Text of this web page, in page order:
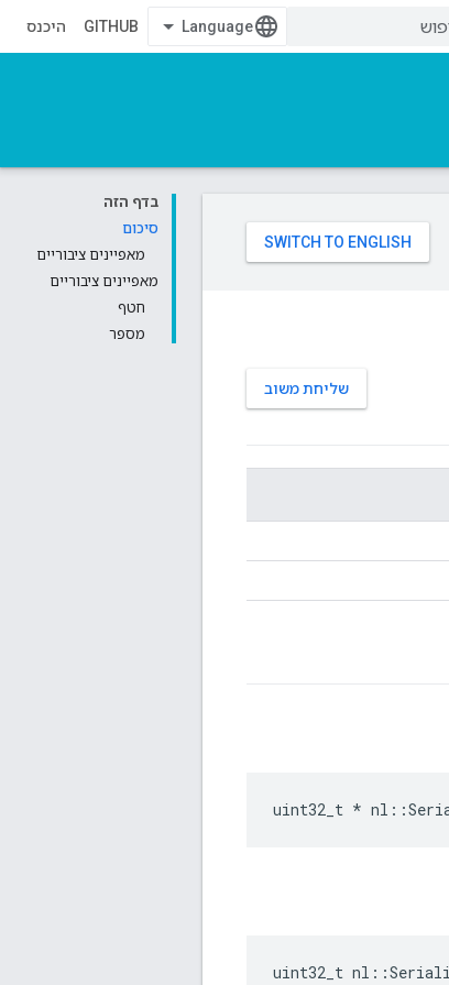
GITHUB היכנס
בדף הזה
סיכום
מאפיינים ציבוריים
מאפיינים ציבוריים
חטף
מספר
שליחת משוב
uint32_t *
uint32_t